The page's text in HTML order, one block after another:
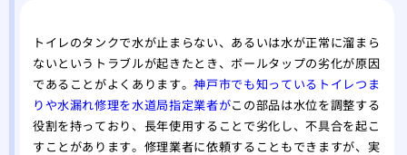
高
トイレのタンクで水が止まらない、あるいは水が正常に溜まら
ないというトラブルが起きたとき、ボールタップの劣化が原因
であることがよくあります。神戸市でも知っているトイレつま
りや水漏れ修理を水道局指定業者がこの部品は水位を調整する
役割を持っており、長年使用することで劣化し、不具合を起こ
すことがあります。修理業者に依頼することもできますが、実